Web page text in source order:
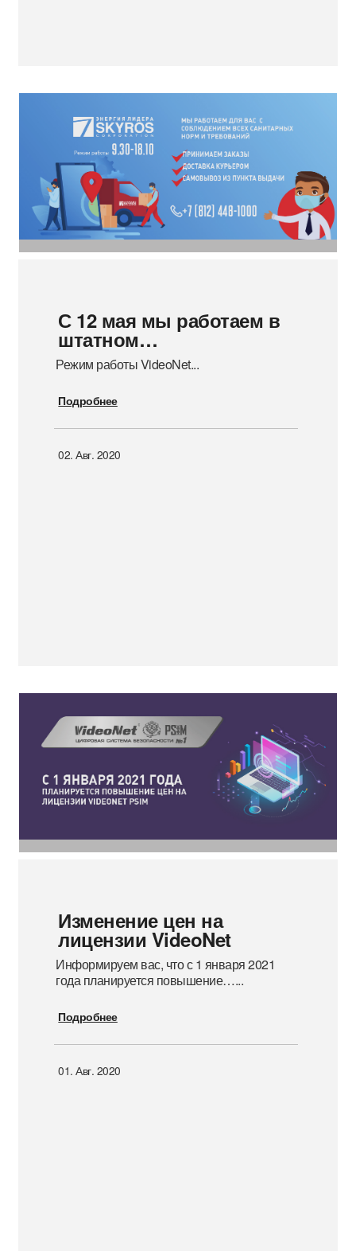
С 12 мая мы работаем в
штатном…
Режим работы VideoNet...
Подробнее
02. Авг. 2020
Изменение цен на
лицензии VideoNet
Информируем вас, что с 1 января 2021
года планируется повышение…...
Подробнее
01. Авг. 2020